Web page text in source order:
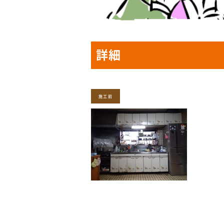
詳細
施工前